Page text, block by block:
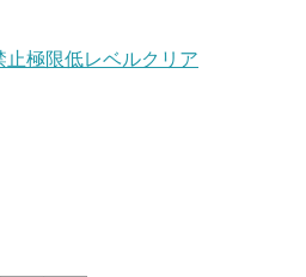
極限低レベルクリア